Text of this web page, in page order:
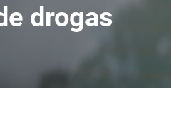
drogas